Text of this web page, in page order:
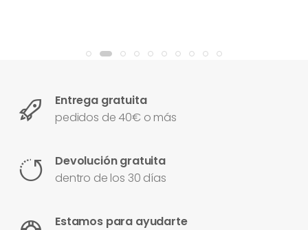
Entrega gratuita
pedidos de 40€ o más
Devolución gratuita
dentro de los 30 días
Estamos para ayudarte